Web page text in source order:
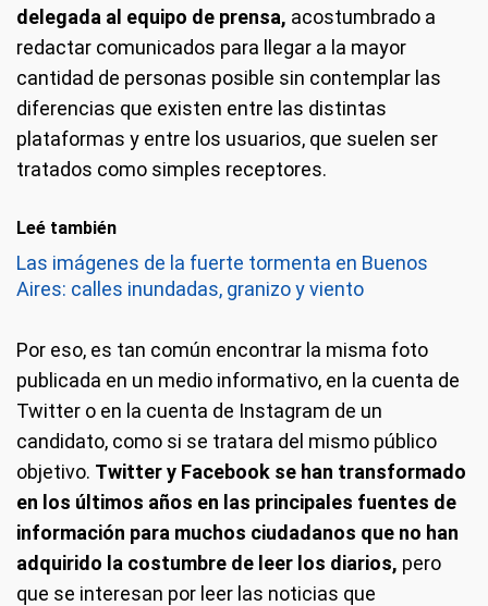
delegada al equipo de prensa, acostumbrado a
redactar comunicados para llegar a la mayor
cantidad de personas posible sin contemplar las
diferencias que existen entre las distintas
plataformas y entre los usuarios, que suelen ser
tratados como simples receptores.
Leé también
Las imágenes de la fuerte tormenta en Buenos
Aires: calles inundadas, granizo y viento
Por eso, es tan común encontrar la misma foto
publicada en un medio informativo, en la cuenta de
Twitter o en la cuenta de Instagram de un
candidato, como si se tratara del mismo público
objetivo. Twitter y Facebook se han transformado
en los últimos años en las principales fuentes de
información para muchos ciudadanos que no han
adquirido la costumbre de leer los diarios, pero
que se interesan por leer las noticias que